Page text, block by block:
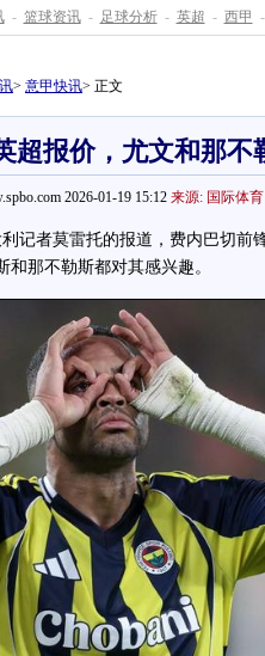
- 篮球资讯 - 足球分析 - 英超 - 西甲 -
> 意甲快讯> 正文
超报价，尤文和那不
2026-01-19 15:12 来源: 国际体育
者莫雷托的报道，费内巴切前
那不勒斯都对其感兴趣。